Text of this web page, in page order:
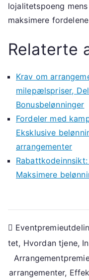
lojalitetspoeng
maksimere
Relaterte
Krav om
milepælspriser,
Bonusbelønninger
Fordeler med
Eksklusive
arrangementer
Maksimere
Post
navigation
tet, Hvordan tjene,
arrangementer,